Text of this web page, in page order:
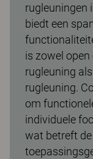
rugleuningen
biedt een
is zowel
rugleuning
rugleuning.
om
individuele
wat betreft